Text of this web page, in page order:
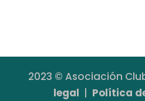
2023 © Asociación
legal | Política